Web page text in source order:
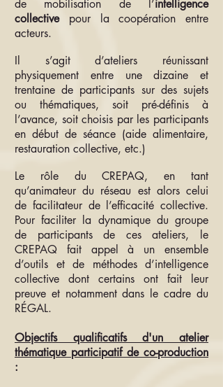
de mobilisation de l’intelligence
collectivepour la coopération entre
acteurs.
Il s’agit d’ateliers réunissant
physiquement entre une dizaine et
trentaine de participants sur des sujets
ou thématiques, soit pré-définis à
l’avance, soit choisis par les participants
en début de séance (aide alimentaire,
restauration collective, etc.)
Le rôle du CREPAQ, en tant
qu’animateur du réseau est alors celui
de facilitateur de l’efficacité collective.
Pour faciliter la dynamique du groupe
de participants de ces ateliers, le
CREPAQ fait appel à un ensemble
d’outils et de méthodes d’intelligence
collective dont certains ont fait leur
preuve et notamment dans le cadre du
RÉGAL.
Objectifs qualificatifs d'un atelier
thématique participatif de co-production
: